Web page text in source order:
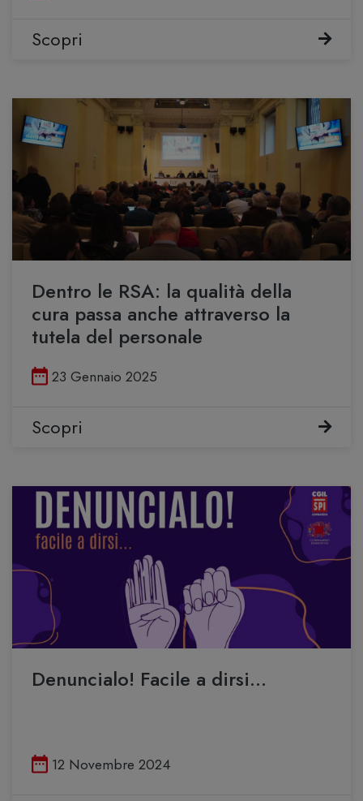
Scopri
Dentro le RSA: la qualità della
cura passa anche attraverso la
tutela del personale
Pubblicato il
23 Gennaio 2025
Scopri
Denuncialo! Facile a dirsi…
Pubblicato il
12 Novembre 2024